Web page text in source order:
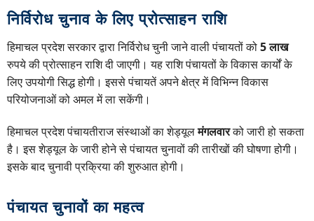
निर्विरोध चुनाव के लिए प्रोत्साहन राशि
हिमाचल प्रदेश सरकार द्वारा निर्विरोध चुनी जाने वाली पंचायतों को5 लाख
रुपये की प्रोत्साहन राशि दी जाएगी। यह राशि पंचायतों के विकास कार्यों के
लिए उपयोगी सिद्ध होगी। इससे पंचायतें अपने क्षेत्र में विभिन्न विकास
परियोजनाओं को अमल में ला सकेंगी।
हिमाचल प्रदेश पंचायतीराज संस्थाओं का शेड्यूलमंगलवारको जारी हो सकता
है। इस शेड्यूल के जारी होने से पंचायत चुनावों की तारीखों की घोषणा होगी।
इसके बाद चुनावी प्रक्रिया की शुरुआत होगी।
पंचायत चुनावों का महत्व